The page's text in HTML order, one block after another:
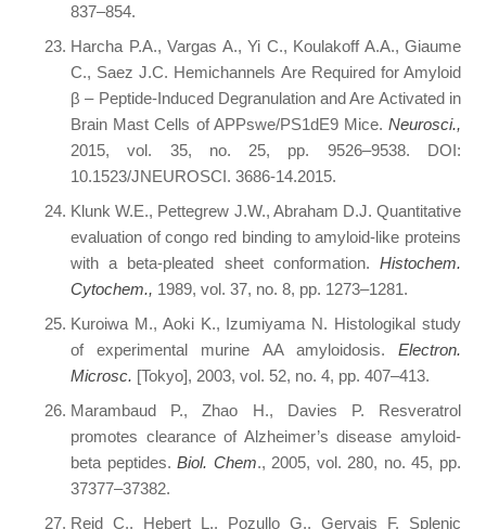
837–854.
Harcha P.A., Vargas A., Yi C., Koulakoff A.A., Giaume
C., Saez J.C. Hemichannels Are Required for Amyloid
β – Peptide-Induced Degranulation and Are Activated in
Brain Mast Cells of APPswe/PS1dE9 Mice. Neurosci.,
2015, vol. 35, no. 25, pp. 9526–9538. DOI:
10.1523/JNEUROSCI. 3686-14.2015.
Klunk W.E., Pettegrew J.W., Abraham D.J. Quantitative
evaluation of congo red binding to amyloid-like proteins
with a beta-pleated sheet conformation. Histochem.
Cytochem., 1989, vol. 37, no. 8, pp. 1273–1281.
Kuroiwa M., Aoki K., Izumiyama N. Histologikal study
of experimental murine AA amyloidosis. Electron.
Microsc. [Tokyo], 2003, vol. 52, no. 4, pp. 407–413.
Marambaud P., Zhao H., Davies P. Resveratrol
promotes clearance of Alzheimer’s disease amyloid-
beta peptides. Biol. Chem., 2005, vol. 280, no. 45, pp.
37377–37382.
Reid C., Hebert L., Pozullo G., Gervais F. Splenic